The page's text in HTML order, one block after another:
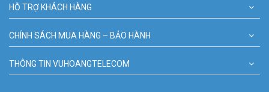
HỖ TRỢ KHÁCH HÀNG
CHÍNH SÁCH MUA HÀNG – BẢO HÀNH
THÔNG TIN VUHOANGTELECOM